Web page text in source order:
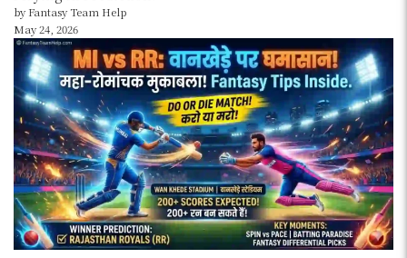
by Fantasy Team Help
May 24, 2026